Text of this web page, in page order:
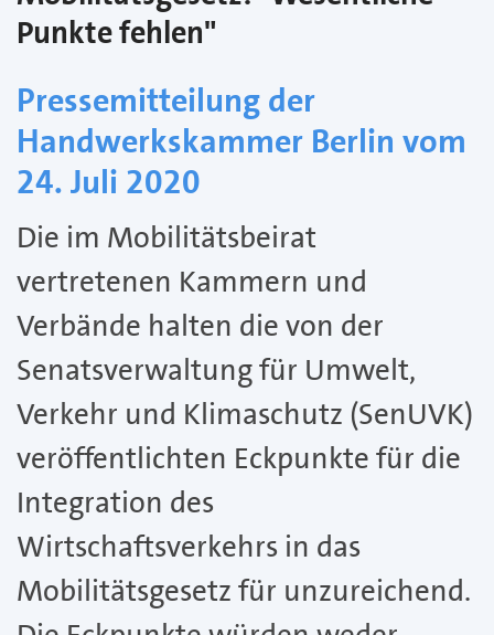
Punkte fehlen"
Pressemitteilung der
Handwerkskammer Berlin vom
24. Juli 2020
Die im Mobilitätsbeirat
vertretenen Kammern und
Verbände halten die von der
Senatsverwaltung für Umwelt,
Verkehr und Klimaschutz (SenUVK)
veröffentlichten Eckpunkte für die
Integration des
Wirtschaftsverkehrs in das
Mobilitätsgesetz für unzureichend.